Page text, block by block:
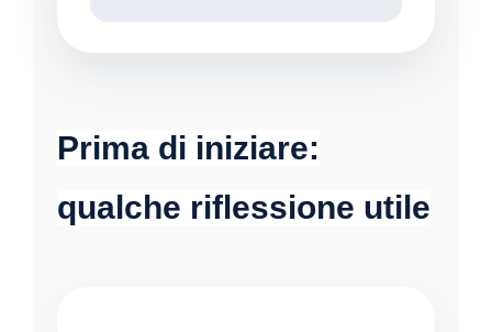
Prima di iniziare:
qualche riflessione utile